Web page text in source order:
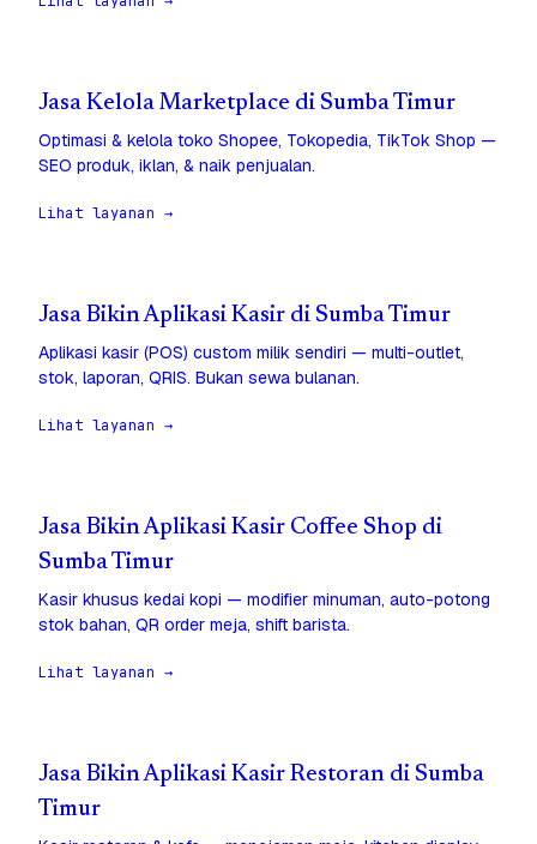
Jasa Kelola Marketplace di Sumba Timur
Optimasi & kelola toko Shopee, Tokopedia, TikTok Shop —
SEO produk, iklan, & naik penjualan.
Lihat layanan →
Jasa Bikin Aplikasi Kasir di Sumba Timur
Aplikasi kasir (POS) custom milik sendiri — multi-outlet,
stok, laporan, QRIS. Bukan sewa bulanan.
Lihat layanan →
Jasa Bikin Aplikasi Kasir Coffee Shop di
Sumba Timur
Kasir khusus kedai kopi — modifier minuman, auto-potong
stok bahan, QR order meja, shift barista.
Lihat layanan →
Jasa Bikin Aplikasi Kasir Restoran di Sumba
Timur